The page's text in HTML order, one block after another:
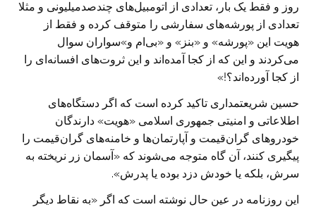
روز و فقط یک بار، تعدادی از اتومبیل‌های چندصدمیلیونی و مثلا
تعدادی از پورشه‌های سفارشی را متوقف کرده و فقط از
هویت این «پورشه» و «بنز» و «بی‌ام و»سواران سوال
می‌کردند و این که از کجا آمده‌اند و این ثروت‌های افسانه‌ای را
از کجا آورده‌اند؟!»
حسین شریعتمداری تاکید کرده است که اگر دستگاه‌های
اطلاعاتی و امنیتی جمهوری اسلامی «هویت» دارندگان
خودروهای گران‌قیمت و آپارتمان‌ها و خامنه‌های گران‌قیمت را
پیگیری کنند، آن گاه متوجه می‌شوند که «آسمان زر نریخته به
سرش، بلکه یا خودش دزد بوده یا پدرش».
این روزنامه در عین حال نوشته است که اگر «به نقاط دیگر